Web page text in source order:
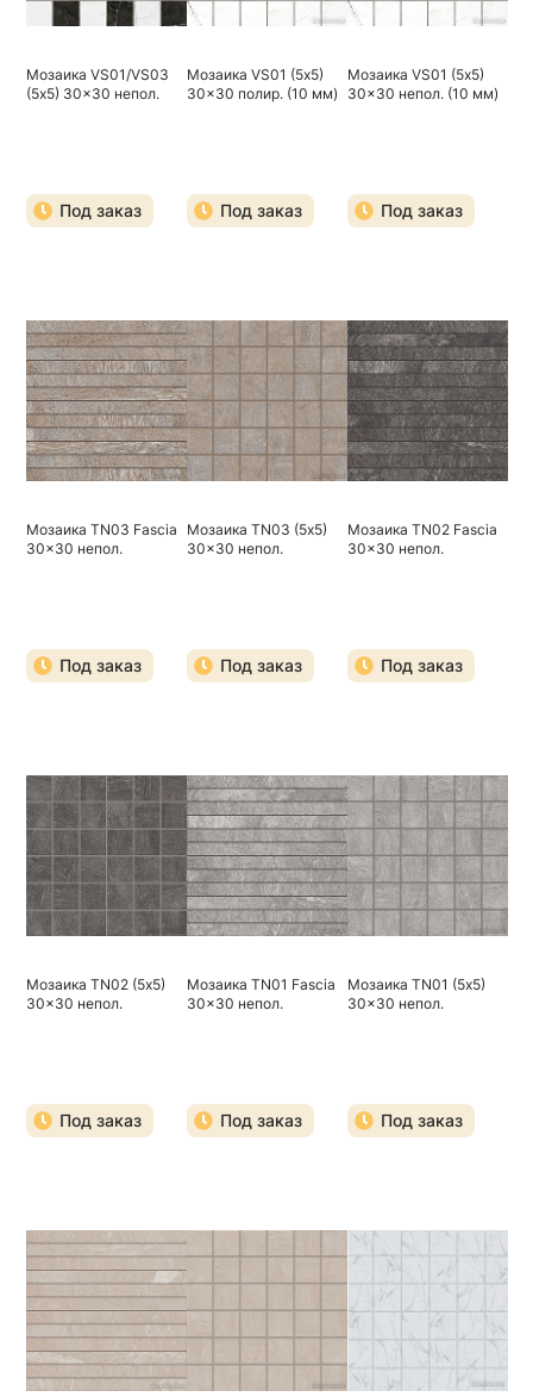
Мозаика VS01/VS03
(5х5) 30x30 непол.
Под заказ
Мозаика VS01 (5х5)
30x30 полир. (10 мм)
Под заказ
Мозаика VS01 (5х5)
30x30 непол. (10 мм)
Под заказ
Мозаика TN03 Fascia
30x30 непол.
Под заказ
Мозаика TN03 (5х5)
30x30 непол.
Под заказ
Мозаика TN02 Fascia
30x30 непол.
Под заказ
Мозаика TN02 (5х5)
30x30 непол.
Под заказ
Мозаика TN01 Fascia
30x30 непол.
Под заказ
Мозаика TN01 (5х5)
30x30 непол.
Под заказ